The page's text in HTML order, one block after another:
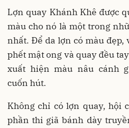
Lợn quay Khánh Khê được
màu cho nó là một trong
nhất. Để da lợn có màu đẹp,
phết mật ong và quay đều
xuất hiện màu nâu cánh
cuốn hút.
Không chỉ có lợn quay, hội
phần thi giã bánh dày